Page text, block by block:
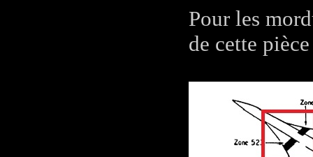
Pour les
de cette